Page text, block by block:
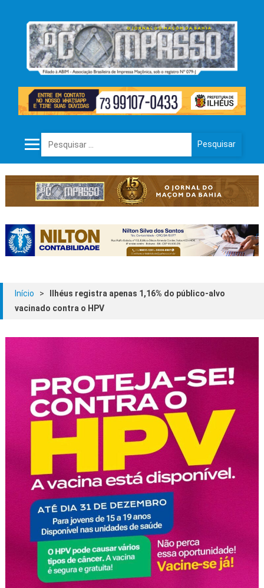
Pesquisar por:
Início >
Ilhéus registra apenas 1,16% do público-alvo
vacinado contra o HPV